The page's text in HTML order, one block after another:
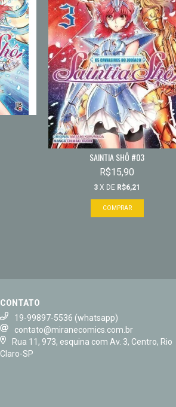
SAINTIA SHÔ #03
R$15,90
3 X DE R$6,21
CONTATO
19-99897-5536 (whatsapp)
contato@miranecomics.com.br
Rua 11, 973, esquina com Av. 3, Centro, Rio
Claro-SP